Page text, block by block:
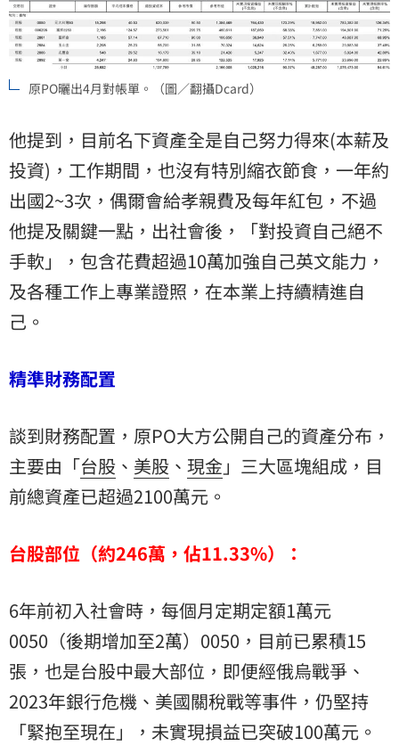
原PO曬出4月對帳單。（圖／翻攝Dcard）
他提到，目前名下資產全是自己努力得來(本薪及
投資)，工作期間，也沒有特別縮衣節食，一年約
出國2~3次，偶爾會給孝親費及每年紅包，不過
他提及關鍵一點，出社會後，「對投資自己絕不
手軟」，包含花費超過10萬加強自己英文能力，
及各種工作上專業證照，在本業上持續精進自
己。
精準財務配置
談到財務配置，原PO大方公開自己的資產分布，
主要由「台股 、 美股 、 現金」三大區塊組成，目
前總資產已超過2100萬元。
台股部位（約246萬，佔11.33%）：
6年前初入社會時，每個月定期定額1萬元
0050 （後期增加至2萬）0050，目前已累積15
張，也是台股中最大部位，即便經俄烏戰爭、
2023年銀行危機、美國關稅戰等事件，仍堅持
「緊抱至現在」，未實現損益已突破100萬元。